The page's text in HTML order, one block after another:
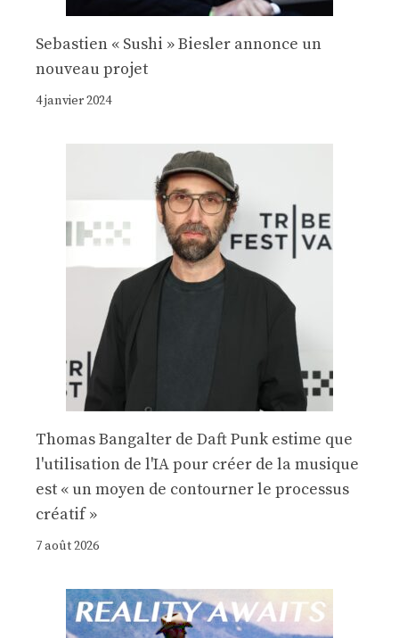
Sebastien « Sushi » Biesler annonce un
nouveau projet
4 janvier 2024
Thomas Bangalter de Daft Punk estime que
l'utilisation de l'IA pour créer de la musique
est « un moyen de contourner le processus
créatif »
7 août 2026